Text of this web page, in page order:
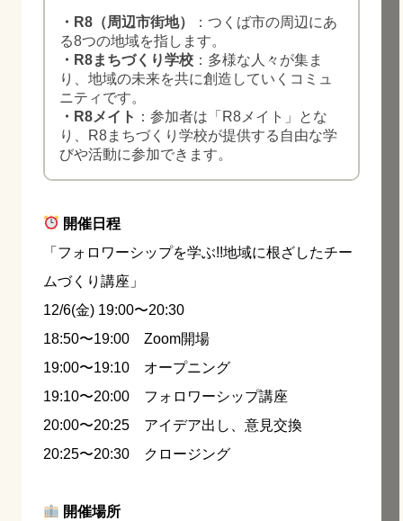
・R8（周辺市街地）
：つくば市の周辺にあ
る8つの地域を指します。
・R8まちづくり学校 ：多様な人々が集ま
り、地域の未来を共に創造していくコミュ
ニティです。
・R8メイト ：参加者は「R8メイト」とな
り、R8まちづくり学校が提供する自由な学
びや活動に参加できます。
開催日程
「フォロワーシップを学ぶ!!地域に根ざしたチー
ムづくり講座」
12/6(金) 19:00〜20:30
18:50〜19:00 Zoom開場
19:00〜19:10 オープニング
19:10〜20:00 フォロワーシップ講座
20:00〜20:25 アイデア出し、意見交換
20:25〜20:30 クロージング
開催場所